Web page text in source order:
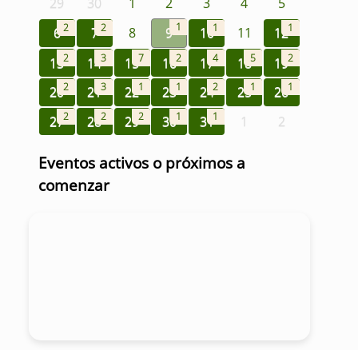
62 72 8 9 1 101 11 121
132 143 157 162 174 185 192
202 213 221 231 242 251 261
272 282 292 301 311 1 2
Eventos activos o próximos a
comenzar